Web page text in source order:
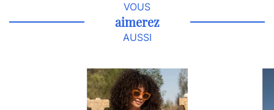
VOUS
aimerez
AUSSI